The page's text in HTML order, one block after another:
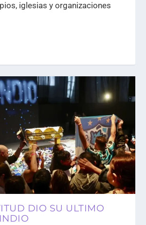
iglesias y organizaciones
DIO SU ULTIMO